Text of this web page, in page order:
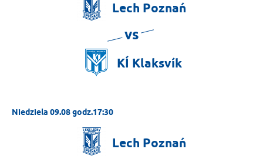
Lech Poznań
vs
KÍ Klaksvík
Niedziela 09.08 godz.17:30
Lech Poznań